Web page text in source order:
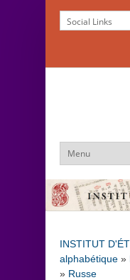
INSTITUT
alphabétique »
» Russe